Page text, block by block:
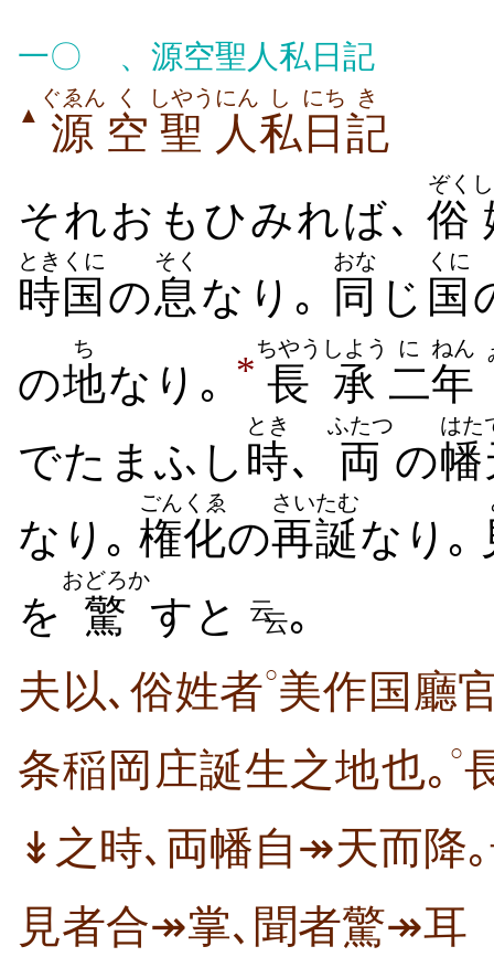
一〇 、源空聖人私日記
▲ 源
ぐゑん
空
く
聖
しやう
人
にん
私
し
日
にち
記
き
それおもひみれば､俗
ぞく
時国
ときくに
の息
そく
なり｡ 同
おな
じ 国
くに
の地
ち
なり｡ * 長承
ちやうしよう
二
に
年
ねん
でたまふし 時
とき
､ 両
ふたつ
の幡
はた
なり｡ 権化
ごんくゑ
の再誕
さいたむ
なり｡
を 驚
おどろか
すと 云云｡
夫以､俗姓者○美作国廳
条稲岡庄誕生之地也｡ ○
↡之時､両幡自↠天而降
見者合↠掌､聞者驚↠